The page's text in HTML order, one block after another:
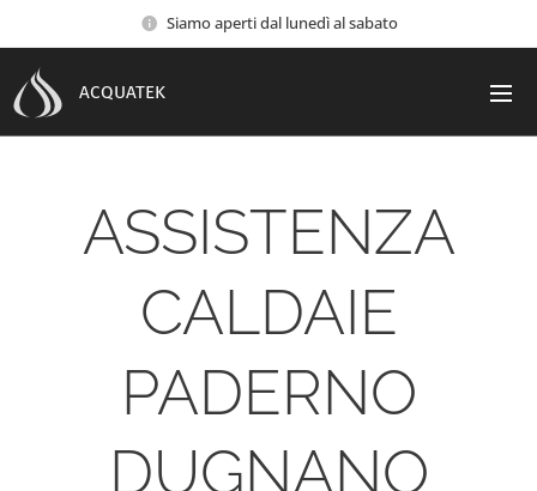
Siamo aperti dal lunedì al sabato
ACQUATEK
ASSISTENZA
CALDAIE
PADERNO
DUGNANO